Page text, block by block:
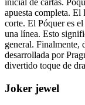
apuesta completa. El
corte. El Póquer es
una línea. Esto
general. Finalmente,
desarrollada por
divertido toque de
Joker jewel